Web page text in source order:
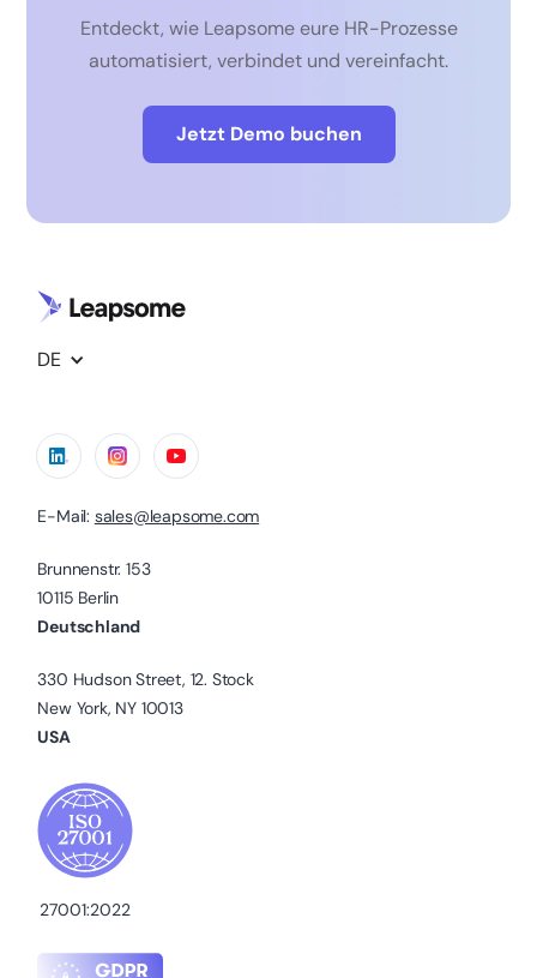
Entdeckt, wie Leapsome eure HR-Prozesse
automatisiert, verbindet und vereinfacht.
Jetzt Demo buchen
DE
E-Mail: sales@leapsome.com
Brunnenstr. 153
10115 Berlin
Deutschland
330 Hudson Street, 12. Stock
New York, NY 10013
USA
27001:2022